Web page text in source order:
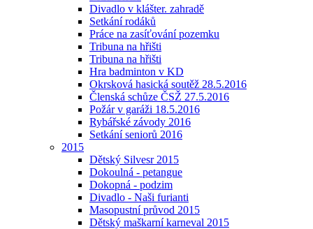
Divadlo v klášter. zahradě
Setkání rodáků
Práce na zasíťování pozemku
Tribuna na hřišti
Tribuna na hřišti
Hra badminton v KD
Okrsková hasická soutěž 28.5.2016
Členská schůze ČSŽ 27.5.2016
Požár v garáži 18.5.2016
Rybářské závody 2016
Setkání seniorů 2016
2015
Dětský Silvesr 2015
Dokoulná - petangue
Dokopná - podzim
Divadlo - Naši furianti
Masopustní průvod 2015
Dětský maškarní karneval 2015